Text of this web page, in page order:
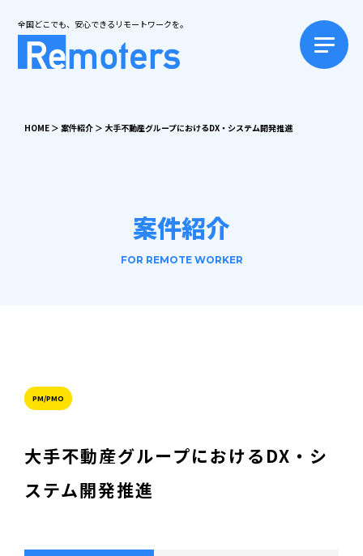
全国どこでも、安心できるリモートワークを。
HOME ＞ 案件紹介 ＞ 大手不動産グループにおけるDX・システム開発推進
案件紹介
FOR REMOTE WORKER
PM/PMO
大手不動産グループにおけるDX・シ
ステム開発推進